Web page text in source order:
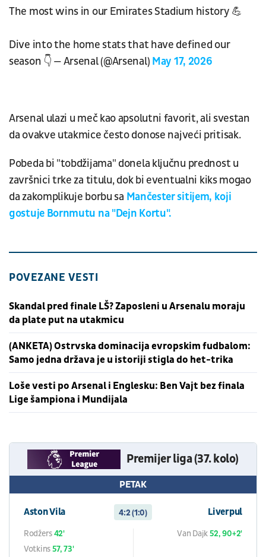
The most wins in our Emirates Stadium history 💪
Dive into the home stats that have defined our
season 👇 — Arsenal (@Arsenal) May 17, 2026
Arsenal ulazi u meč kao apsolutni favorit, ali svestan
da ovakve utakmice često donose najveći pritisak.
Pobeda bi "tobdžijama" donela ključnu prednost u
završnici trke za titulu, dok bi eventualni kiks mogao
da zakomplikuje borbu sa Mančester sitijem, koji
gostuje Bornmutu na "Dejn Kortu".
POVEZANE VESTI
Skandal pred finale LŠ? Zaposleni u Arsenalu moraju
da plate put na utakmicu
(ANKETA) Ostrvska dominacija evropskim fudbalom:
Samo jedna država je u istoriji stigla do het-trika
Loše vesti po Arsenal i Englesku: Ben Vajt bez finala
Lige šampiona i Mundijala
Premijer liga (37. kolo)
PETAK
Aston Vila 4:2 (1:0) Liverpul
Rodžers42'
Votkins57, 73'
Van Dajk52, 90+2'